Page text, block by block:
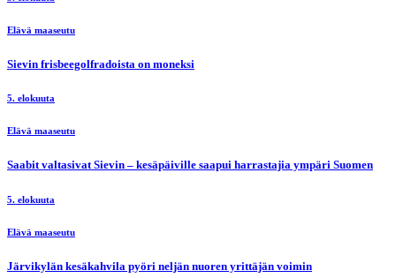
Elävä maaseutu
Sievin frisbeegolfradoista on moneksi
5. elokuuta
Elävä maaseutu
Saabit valtasivat Sievin – kesäpäiville saapui harrastajia ympäri Suomen
5. elokuuta
Elävä maaseutu
Järvikylän kesäkahvila pyöri neljän nuoren yrittäjän voimin